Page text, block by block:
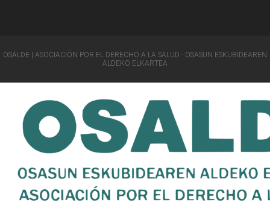
OSALDE | ASOCIACIÓN POR EL DERECHO A LA SALUD · OSASUN ESKUBIDEAREN
ALDEKO ELKARTEA